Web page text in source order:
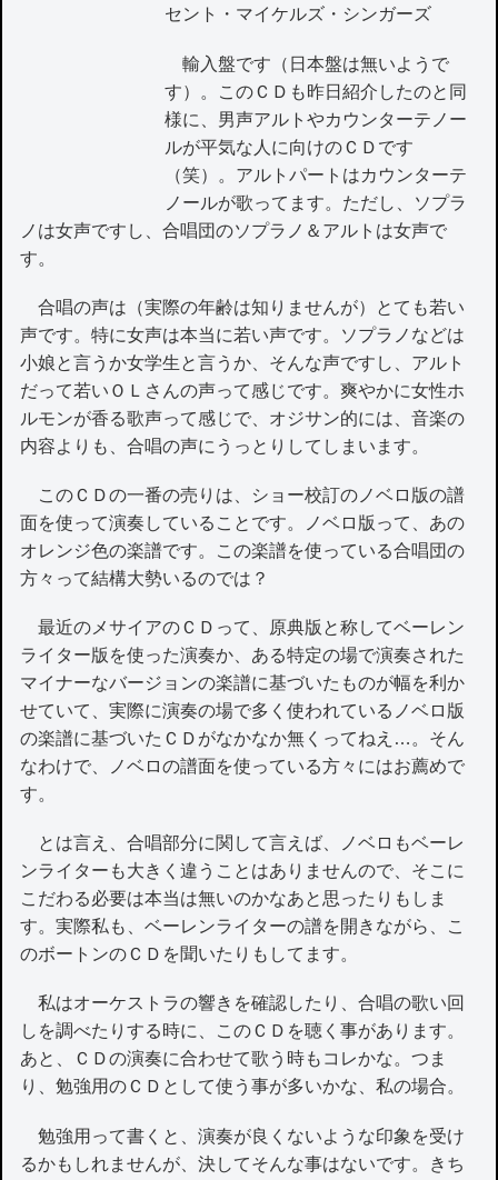
セント・マイケルズ・シンガーズ
輸入盤です（日本盤は無いようで
す）。このＣＤも昨日紹介したのと同
様に、男声アルトやカウンターテノー
ルが平気な人に向けのＣＤです
（笑）。アルトパートはカウンターテ
ノールが歌ってます。ただし、ソプラ
ノは女声ですし、合唱団のソプラノ＆アルトは女声で
す。
合唱の声は（実際の年齢は知りませんが）とても若い
声です。特に女声は本当に若い声です。ソプラノなどは
小娘と言うか女学生と言うか、そんな声ですし、アルト
だって若いＯＬさんの声って感じです。爽やかに女性ホ
ルモンが香る歌声って感じで、オジサン的には、音楽の
内容よりも、合唱の声にうっとりしてしまいます。
このＣＤの一番の売りは、ショー校訂のノベロ版の譜
面を使って演奏していることです。ノベロ版って、あの
オレンジ色の楽譜です。この楽譜を使っている合唱団の
方々って結構大勢いるのでは？
最近のメサイアのＣＤって、原典版と称してベーレン
ライター版を使った演奏か、ある特定の場で演奏された
マイナーなバージョンの楽譜に基づいたものが幅を利か
せていて、実際に演奏の場で多く使われているノベロ版
の楽譜に基づいたＣＤがなかなか無くってねえ…。そん
なわけで、ノベロの譜面を使っている方々にはお薦めで
す。
とは言え、合唱部分に関して言えば、ノベロもベーレ
ンライターも大きく違うことはありませんので、そこに
こだわる必要は本当は無いのかなあと思ったりもしま
す。実際私も、ベーレンライターの譜を開きながら、こ
のボートンのＣＤを聞いたりもしてます。
私はオーケストラの響きを確認したり、合唱の歌い回
しを調べたりする時に、このＣＤを聴く事があります。
あと、ＣＤの演奏に合わせて歌う時もコレかな。つま
り、勉強用のＣＤとして使う事が多いかな、私の場合。
勉強用って書くと、演奏が良くないような印象を受け
るかもしれませんが、決してそんな事はないです。きち